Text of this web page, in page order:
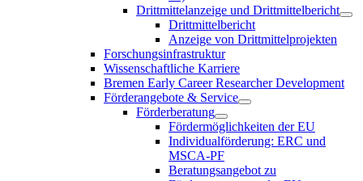
Drittmittelanzeige und Drittmittelbericht
Drittmittelbericht
Anzeige von Drittmittelprojekten
Forschungsinfrastruktur
Wissenschaftliche Karriere
Bremen Early Career Researcher Development
Förderangebote & Service
Förderberatung
Fördermöglichkeiten der EU
Individualförderung: ERC und
MSCA-PF
Beratungsangebot zu